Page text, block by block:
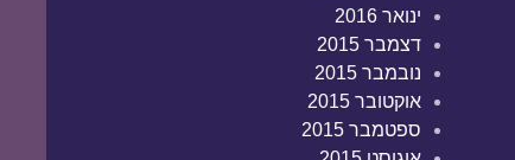
ינואר 2016
דצמבר 2015
נובמבר 2015
אוקטובר 2015
ספטמבר 2015